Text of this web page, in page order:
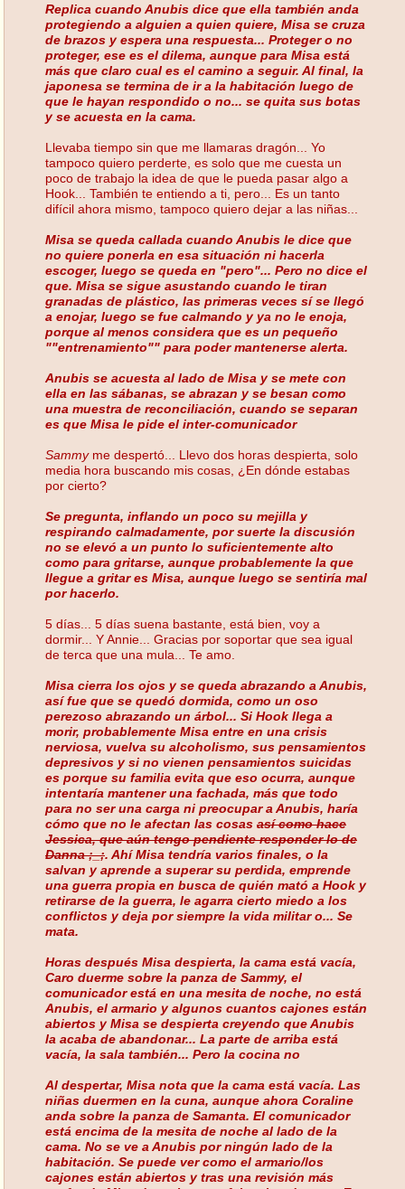
Replica cuando Anubis dice que ella también anda
protegiendo a alguien a quien quiere, Misa se cruza
de brazos y espera una respuesta... Proteger o no
proteger, ese es el dilema, aunque para Misa está
más que claro cual es el camino a seguir. Al final, la
japonesa se termina de ir a la habitación luego de
que le hayan respondido o no... se quita sus botas
y se acuesta en la cama.
Llevaba tiempo sin que me llamaras dragón... Yo
tampoco quiero perderte, es solo que me cuesta un
poco de trabajo la idea de que le pueda pasar algo a
Hook... También te entiendo a ti, pero... Es un tanto
difícil ahora mismo, tampoco quiero dejar a las niñas...
Misa se queda callada cuando Anubis le dice que
no quiere ponerla en esa situación ni hacerla
escoger, luego se queda en "pero"... Pero no dice el
que. Misa se sigue asustando cuando le tiran
granadas de plástico, las primeras veces sí se llegó
a enojar, luego se fue calmando y ya no le enoja,
porque al menos considera que es un pequeño
""entrenamiento"" para poder mantenerse alerta.
Anubis se acuesta al lado de Misa y se mete con
ella en las sábanas, se abrazan y se besan como
una muestra de reconciliación, cuando se separan
es que Misa le pide el inter-comunicador
Sammyme despertó... Llevo dos horas despierta, solo
media hora buscando mis cosas, ¿En dónde estabas
por cierto?
Se pregunta, inflando un poco su mejilla y
respirando calmadamente, por suerte la discusión
no se elevó a un punto lo suficientemente alto
como para gritarse, aunque probablemente la que
llegue a gritar es Misa, aunque luego se sentiría mal
por hacerlo.
5 días... 5 días suena bastante, está bien, voy a
dormir... Y Annie... Gracias por soportar que sea igual
de terca que una mula... Te amo.
Misa cierra los ojos y se queda abrazando a Anubis,
así fue que se quedó dormida, como un oso
perezoso abrazando un árbol... Si Hook llega a
morir, probablemente Misa entre en una crisis
nerviosa, vuelva su alcoholismo, sus pensamientos
depresivos y si no vienen pensamientos suicidas
es porque su familia evita que eso ocurra, aunque
intentaría mantener una fachada, más que todo
para no ser una carga ni preocupar a Anubis, haría
cómo que no le afectan las cosas así como hace
Jessica, que aún tengo pendiente responder lo de
Danna ;_;. Ahí Misa tendría varios finales, o la
salvan y aprende a superar su perdida, emprende
una guerra propia en busca de quién mató a Hook y
retirarse de la guerra, le agarra cierto miedo a los
conflictos y deja por siempre la vida militar o... Se
mata.
Horas después Misa despierta, la cama está vacía,
Caro duerme sobre la panza de Sammy, el
comunicador está en una mesita de noche, no está
Anubis, el armario y algunos cuantos cajones están
abiertos y Misa se despierta creyendo que Anubis
la acaba de abandonar... La parte de arriba está
vacía, la sala también... Pero la cocina no
Al despertar, Misa nota que la cama está vacía. Las
niñas duermen en la cuna, aunque ahora Coraline
anda sobre la panza de Samanta. El comunicador
está encima de la mesita de noche al lado de la
cama. No se ve a Anubis por ningún lado de la
habitación. Se puede ver como el armario/los
cajones están abiertos y tras una revisión más